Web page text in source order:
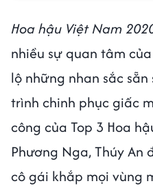
Hoa hậu Việt Nam
nhiều sự quan tâm
lộ những nhan sắc
trình chinh phục giấc
công của Top 3 Hoa
Phương Nga, Thúy
cô gái khắp mọi vùng